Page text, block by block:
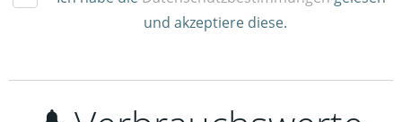
und akzeptiere diese.